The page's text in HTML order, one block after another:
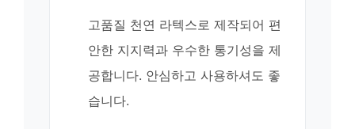
고품질 천연 라텍스로 제작되어 편
안한 지지력과 우수한 통기성을 제
공합니다. 안심하고 사용하셔도 좋
습니다.